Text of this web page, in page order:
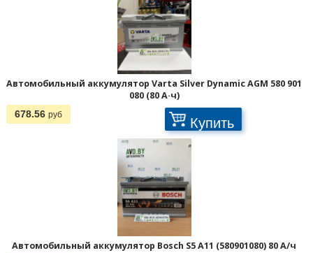
Автомобильный аккумулятор Varta Silver Dynamic AGM 580 901
080 (80 А·ч)
678.56 руб Купить
Автомобильный аккумулятор Bosch S5 A11 (580901080) 80 А/ч